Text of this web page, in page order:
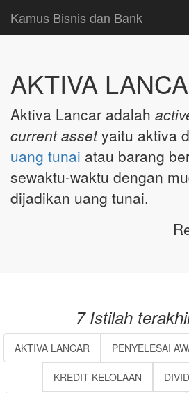
Kamus Bisnis dan Bank
AKTIVA
Aktiva Lancar adalah
current assetyaitu aktiva
uang tunai atau barang
sewaktu-waktu dengan
dijadikan uang tunai.
7 Istilah
AKTIVA LANCAR PENYELESAI
KREDIT KELOLAAN